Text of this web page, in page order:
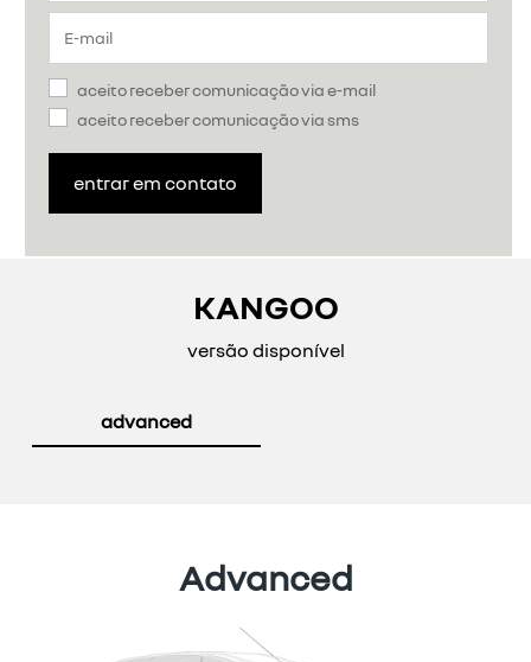
aceito receber comunicação via e-mail
aceito receber comunicação via sms
entrar em contato
KANGOO
versão disponível
advanced
Advanced